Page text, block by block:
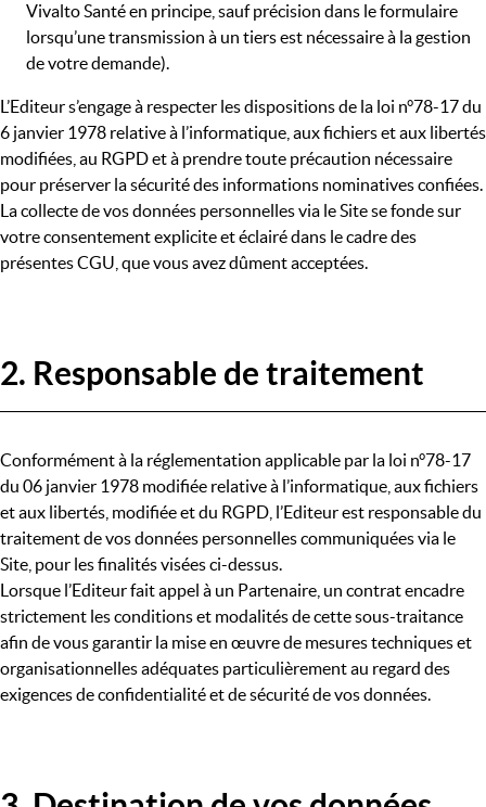
Vivalto Santé en principe, sauf précision dans le formulaire
lorsqu’une transmission à un tiers est nécessaire à la gestion
de votre demande).
L’Editeur s’engage à respecter les dispositions de la loi n°78-17 du
6 janvier 1978 relative à l’informatique, aux fichiers et aux libertés
modifiées, au RGPD et à prendre toute précaution nécessaire
pour préserver la sécurité des informations nominatives confiées.
La collecte de vos données personnelles via le Site se fonde sur
votre consentement explicite et éclairé dans le cadre des
présentes CGU, que vous avez dûment acceptées.
2. Responsable de traitement
Conformément à la réglementation applicable par la loi n°78-17
du 06 janvier 1978 modifiée relative à l’informatique, aux fichiers
et aux libertés, modifiée et du RGPD, l’Editeur est responsable du
traitement de vos données personnelles communiquées via le
Site, pour les finalités visées ci-dessus.
Lorsque l’Editeur fait appel à un Partenaire, un contrat encadre
strictement les conditions et modalités de cette sous-traitance
afin de vous garantir la mise en œuvre de mesures techniques et
organisationnelles adéquates particulièrement au regard des
exigences de confidentialité et de sécurité de vos données.